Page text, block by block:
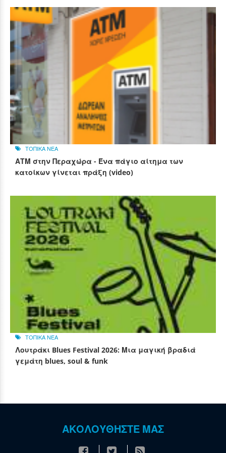
ΤΟΠΙΚΑ ΝΕΑ
ΑΤΜ στην Περαχώρα - Ένα πάγιο αίτημα των
κατοίκων γίνεται πράξη (video)
ΤΟΠΙΚΑ ΝΕΑ
Λουτράκι Blues Festival 2026: Μια μαγική βραδιά
γεμάτη blues, soul & funk
ΑΚΟΛΟΥΘΗΣΤΕ ΜΑΣ